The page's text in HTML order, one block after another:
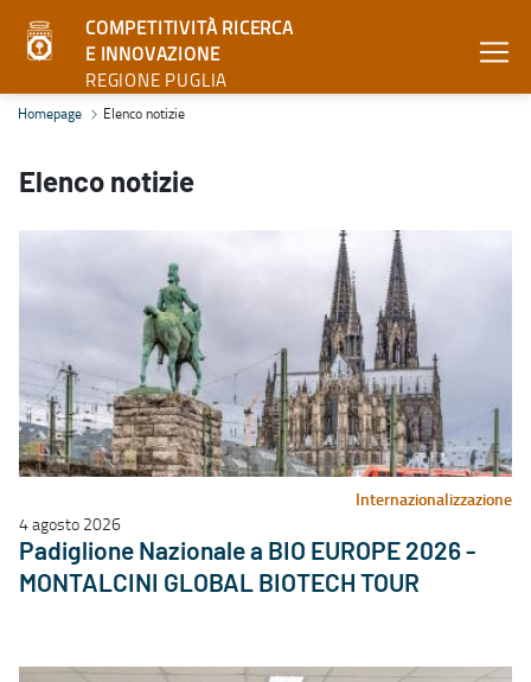
COMPETITIVITÀ RICERCA
E INNOVAZIONE
REGIONE PUGLIA
Elenco notizie - Competitività ricerca e innovazione
Homepage Elenco notizie
Elenco notizie
Internazionalizzazione
4 agosto 2026
Padiglione Nazionale a BIO EUROPE 2026 -
MONTALCINI GLOBAL BIOTECH TOUR